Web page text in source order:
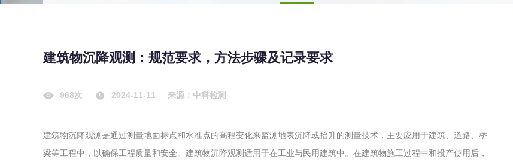
专项服务
综合检测
清洁生产审核
测绘测量
地理信息系统 不动产测绘
建筑物沉降观测：规范要求，方法步骤及记录要求
968次 2024-11-11 来源：中科检测
建筑物沉降观测是通过测量地面标点和水准点的高程变化来监测地表沉降或抬升的测量技术，主要应用于建筑、道路、桥
梁等工程中，以确保工程质量和安全。建筑物沉降观测适用于在工业与民用建筑中。在建筑物施工过程中和投产使用后，